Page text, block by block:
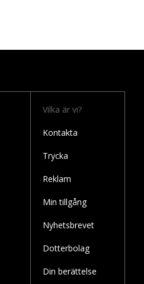
Vilka är vi?
Kontakta
Trycka
Reklam
Min tillgång
Nyhetsbrevet
Dotterbolag
Din berättelse